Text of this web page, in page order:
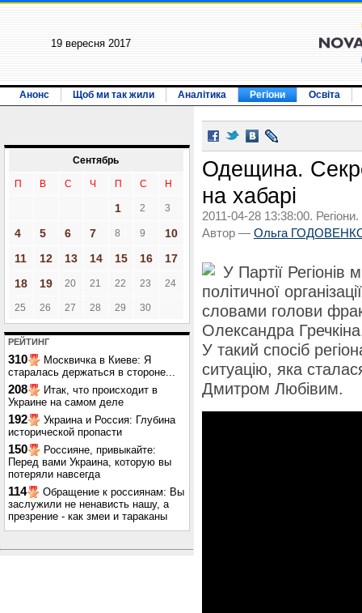
19 вересня 2017
Анонс Щоб ми так жили Аналітика Регіони Освіта
Сентябрь
П В С Ч П С Н
1 2 3
4 5 6 7 8 9
10
11
12 13 14 15 16
17
18
19 20 21 22 23 24
25 26 27 28 29 30
РЕЙТИНГ
310
Москвичка в Киеве: Я
старалась держаться в стороне...
208
Итак, что происходит в
Украине на самом деле
192
Украина и Россия: Глубина
исторической пропасти
150
Россияне, привыкайте:
Перед вами Украина, которую вы
потеряли навсегда
114
Обращение к россиянам: Вы
заслужили не ненависть нашу, а
презрение - как змеи и тараканы
Одещина.
на хабарі
2011-04-28 13:38:00. Регіони.
Автор — Ольга
У Партії
політичної
словами голови
Олександра
У такий спосіб
ситуацію, яка
Дмитром Любівим.